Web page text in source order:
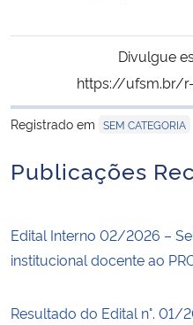
Ministério do Desenvolvimento
Controladoria-Geral da União
Ministério da Mulher, da Família e dos
Secretaria-Geral
Gabinete de Segurança Institucional
Advocacia-Geral da União
Divulgue
https://ufsm.br/
Registrado em SEM CATEGORIA
Publicações
Edital Interno 02/2026 –
institucional docente ao
Resultado do Edital n°.